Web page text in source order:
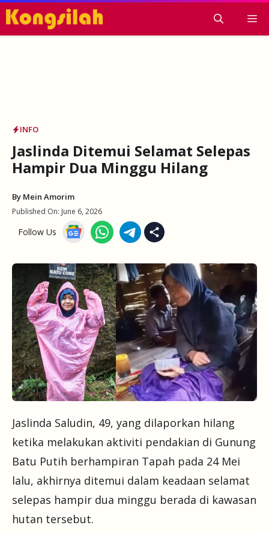
Skip
INFO
Jaslinda Ditemui Selamat Selepas
Hampir Dua Minggu Hilang
By Mein Amorim
Published On: June 6, 2026
Follow Us
Jaslinda Saludin, 49, yang dilaporkan hilang
ketika melakukan aktiviti pendakian di Gunung
Batu Putih berhampiran Tapah pada 24 Mei
lalu, akhirnya ditemui dalam keadaan selamat
selepas hampir dua minggu berada di kawasan
hutan tersebut.